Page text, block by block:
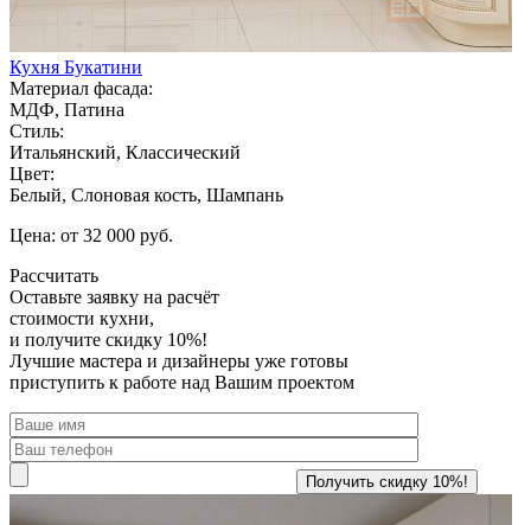
Кухня Букатини
Материал фасада:
МДФ, Патина
Стиль:
Итальянский, Классический
Цвет:
Белый, Слоновая кость, Шампань
Цена: от 32 000 руб.
Рассчитать
Оставьте заявку на расчёт
стоимости кухни,
и получите скидку 10%!
Лучшие мастера и дизайнеры уже готовы
приступить к работе над Вашим проектом